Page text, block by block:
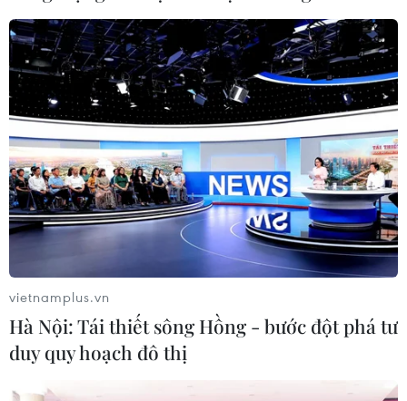
#Huyndai #Kia #Xe điện #EV
Theo dõi VietnamPlus
TIN LIÊN QUAN
vietnamplus.vn
Hà Nội: Tái thiết sông Hồng - bước đột phá tư
duy quy hoạch đô thị